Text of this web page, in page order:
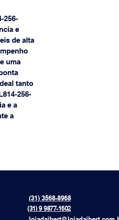
256-
e
de alta
uma
tanto
256-
e a
a
(31) 3568-8968
{[[[[(31) 9 9877-1602